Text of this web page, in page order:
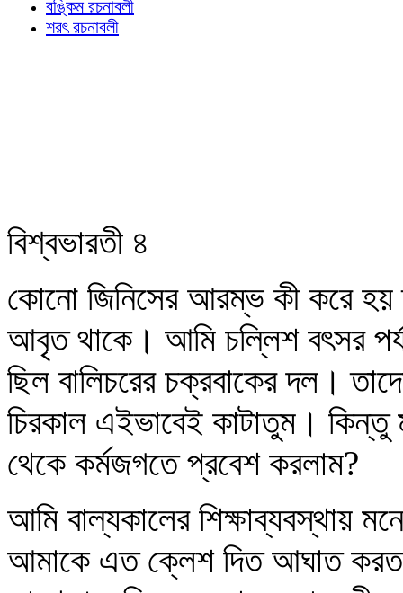
বঙ্কিম রচনাবলী
শরৎ রচনাবলী
বিশ্বভারতী ৪
কোনো জিনিসের আরম্ভ কী করে হয়
আবৃত থাকে। আমি চল্লিশ বৎসর
ছিল বালিচরের চক্রবাকের দল।
চিরকাল এইভাবেই কাটাতুম। কিন্তু
থেকে কর্মজগতে প্রবেশ করলাম?
আমি বাল্যকালের শিক্ষাব্যবস্থায়
আমাকে এত ক্লেশ দিত আঘাত করত